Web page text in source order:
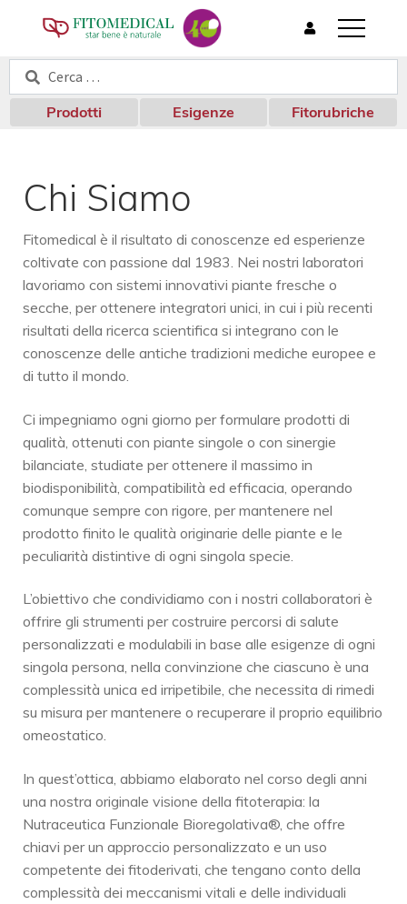
T
o
g
l
e
a
t
i
n
Cerca:
Cerca
Prodotti Esigenze Fitorubriche
Chi Siamo
Fitomedical è il risultato di conoscenze ed esperienze
coltivate con passione dal 1983. Nei nostri laboratori
lavoriamo con sistemi innovativi piante fresche o
secche, per ottenere integratori unici, in cui i più recenti
risultati della ricerca scientifica si integrano con le
conoscenze delle antiche tradizioni mediche europee e
di tutto il mondo.
Ci impegniamo ogni giorno per formulare prodotti di
qualità, ottenuti con piante singole o con sinergie
bilanciate, studiate per ottenere il massimo in
biodisponibilità, compatibilità ed efficacia, operando
comunque sempre con rigore, per mantenere nel
prodotto finito le qualità originarie delle piante e le
peculiarità distintive di ogni singola specie.
L’obiettivo che condividiamo con i nostri collaboratori è
offrire gli strumenti per costruire percorsi di salute
personalizzati e modulabili in base alle esigenze di ogni
singola persona, nella convinzione che ciascuno è una
complessità unica ed irripetibile, che necessita di rimedi
su misura per mantenere o recuperare il proprio equilibrio
omeostatico.
In quest’ottica, abbiamo elaborato nel corso degli anni
una nostra originale visione della fitoterapia: la
Nutraceutica Funzionale Bioregolativa®, che offre
chiavi per un approccio personalizzato e un uso
competente dei fitoderivati, che tengano conto della
complessità dei meccanismi vitali e delle individuali